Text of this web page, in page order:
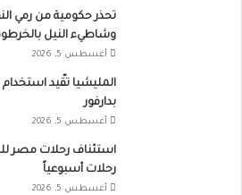
تحذر حكومية من رمي
وشاطيء النيل
أغسطس 5, 2026
المليشيا تقّيد
بدارفور
أغسطس 5, 2026
رحلات أسبوعياً
أغسطس 5, 2026